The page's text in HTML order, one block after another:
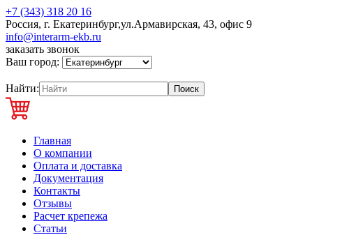
+7 (343) 318 20 16
Россия, г. Екатеринбург,ул.Армавирская, 43, офис 9
info@interarm-ekb.ru
заказать звонок
Ваш город:
Найти:
Главная
О компании
Оплата и доставка
Документация
Контакты
Отзывы
Расчет крепежа
Статьи